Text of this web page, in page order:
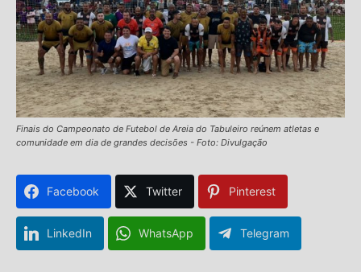
Finais do Campeonato de Futebol de Areia do Tabuleiro reúnem atletas e
comunidade em dia de grandes decisões - Foto: Divulgação
Facebook Twitter Pinterest
LinkedIn WhatsApp Telegram